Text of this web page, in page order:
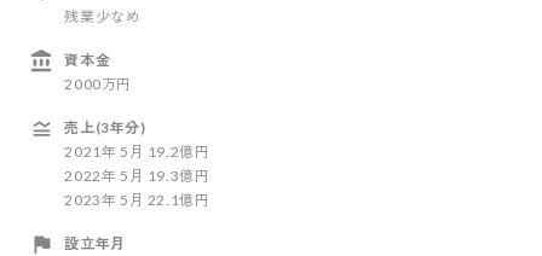
残業少なめ
資本金
2000万円
売上(3年分)
2021 年 5 月 19.2億円
2022年 5 月 19.3億円
2023年 5 月 22.1億円
設立年月